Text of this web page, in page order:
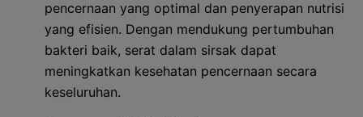
pencernaan yang optimal dan penyerapan nutrisi
yang efisien. Dengan mendukung pertumbuhan
bakteri baik, serat dalam sirsak dapat
meningkatkan kesehatan pencernaan secara
keseluruhan.